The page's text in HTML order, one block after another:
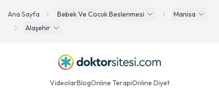
Ana Sayfa Bebek Ve Cocuk Beslenmesi
Manisa
Alaşehir
VideolarBlogOnline TerapiOnline Diyet